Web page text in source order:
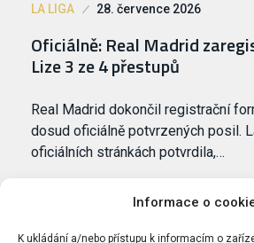
Informace o
K ukládání a/nebo přístupu k informacím o
LA LIGA 28. července 2026
Oficiálně: Real Madrid
Lize 3 ze 4 přestupů
Real Madrid dokončil registrační
dosud oficiálně potvrzených posil.
oficiálních stránkách potvrdila,…